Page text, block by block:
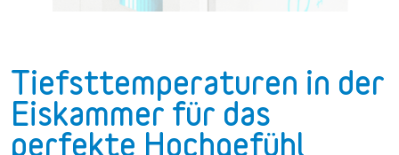
Tiefsttemperaturen in der
Eiskammer für das
perfekte Hochgefühl